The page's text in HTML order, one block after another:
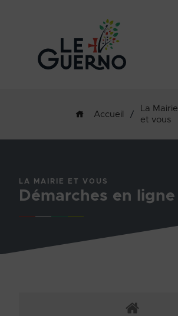
Accueil /
La Mairie
et vous
LA MAIRIE ET VOUS
Démarches en ligne